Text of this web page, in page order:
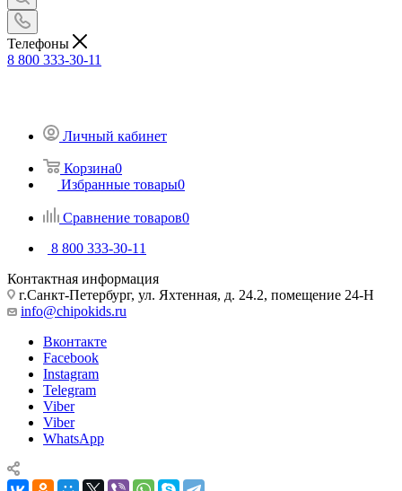
Телефоны
8 800 333-30-11
Личный кабинет
Корзина0
Избранные товары0
Сравнение товаров0
8 800 333-30-11
Контактная информация
г.Санкт-Петербург, ул. Яхтенная, д. 24.2, помещение 24-Н
info@chipokids.ru
Вконтакте
Facebook
Instagram
Telegram
Viber
Viber
WhatsApp